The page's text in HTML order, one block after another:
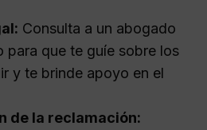
Consulta a un abogado
para que te guíe sobre los
y te brinde apoyo en el
de la reclamación: